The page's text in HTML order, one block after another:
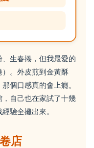
生春捲，但我最愛的
）。外皮煎到金黃酥
個口感真的會上癮。
自己也在家試了十幾
驗全攤出來。
店